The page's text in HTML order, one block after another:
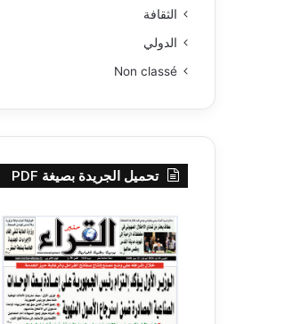
الثقافة
الدولي
Non classé
تحميل الجريدة بصيغة PDF